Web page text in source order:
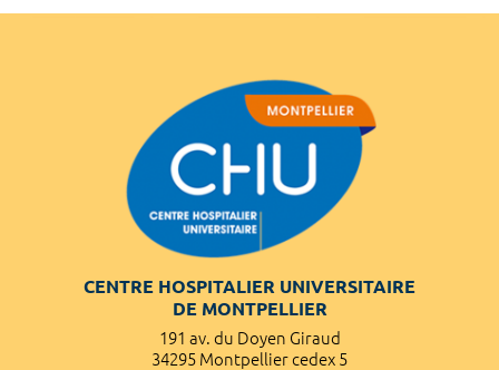
CENTRE HOSPITALIER UNIVERSITAIRE
DE MONTPELLIER
191 av. du Doyen Giraud
34295 Montpellier cedex 5